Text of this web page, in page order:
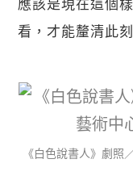
看，才能釐清此
《白色說書人》劇照